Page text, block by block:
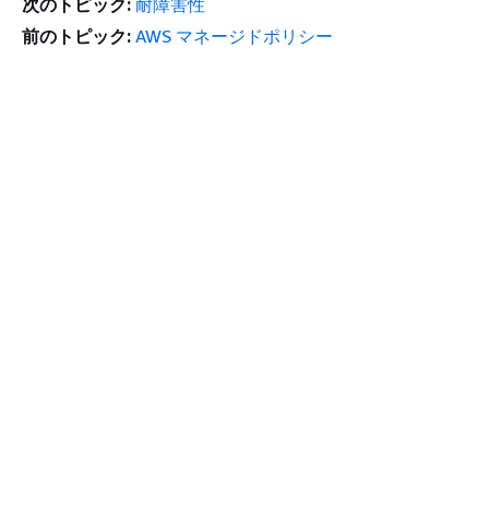
次のトピック: 耐障害性
前のトピック: AWS マネージドポリシー